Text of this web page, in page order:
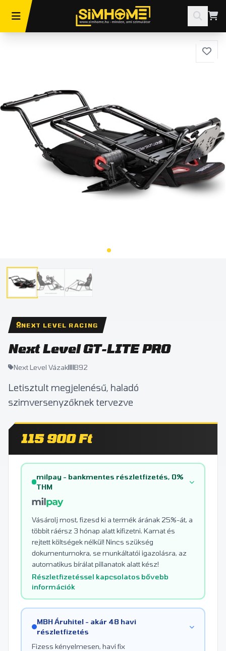
NEXT LEVEL RACING
Next Level GT-LITE PRO
Next Level Vázak B92
Letisztult megjelenésű, haladó
szimversenyzőknek tervezve
115 900 Ft
milpay - bankmentes részletfizetés, 0%
THM
Vásárolj most, fizesd ki a termék árának 25%-át, a
többit ráérsz 3 hónap alatt kifizetni. Kamat és
rejtett költségek nélkül! Nincs szükség
dokumentumokra, se munkáltatói igazolásra, az
automatikus bírálat pillanatok alatt kész!
Részletfizetéssel kapcsolatos bővebb
információk
MBH Áruhitel - akár 48 havi
részletfizetés
Fizess kényelmesen, havi fix